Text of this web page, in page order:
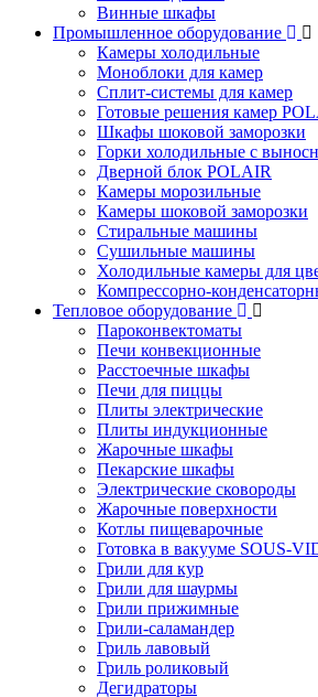
Винные шкафы
Промышленное оборудование
Камеры холодильные
Моноблоки для камер
Сплит-системы для камер
Готовые решения камер
Шкафы шоковой заморозки
Горки холодильные с
Дверной блок POLAIR
Камеры морозильные
Камеры шоковой заморозки
Стиральные машины
Сушильные машины
Холодильные камеры для
Компрессорно-
Тепловое оборудование
Пароконвектоматы
Печи конвекционные
Расстоечные шкафы
Печи для пиццы
Плиты электрические
Плиты индукционные
Жарочные шкафы
Пекарские шкафы
Электрические сковороды
Жарочные поверхности
Котлы пищеварочные
Готовка в вакууме SOUS-
Грили для кур
Грили для шаурмы
Грили прижимные
Грили-саламандер
Гриль лавовый
Гриль роликовый
Дегидраторы